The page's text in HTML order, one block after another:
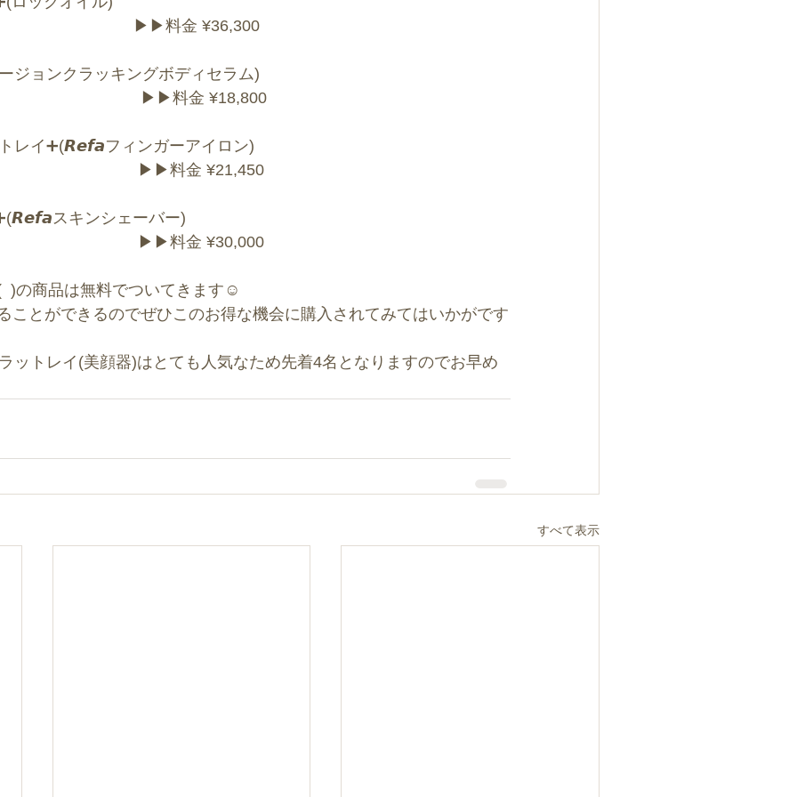
¥36,300
ジョンクラッキングボディセラム)
¥18,800
トレイ➕(𝙍𝙚𝙛𝙖フィンガーアイロン)
¥21,450
スキンシェーバー)
¥30,000
)の商品は無料でついてきます☺️
ことができるのでぜひこのお得な機会に購入されてみてはいかがです
ットレイ(美顔器)はとても人気なため先着4名となりますのでお早め
すべて表示